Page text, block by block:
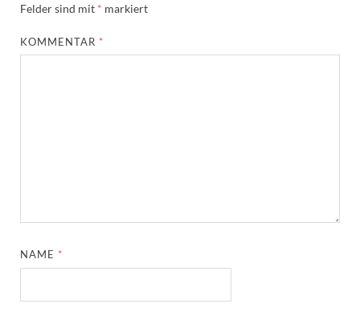
Felder sind mit * markiert
KOMMENTAR *
NAME *